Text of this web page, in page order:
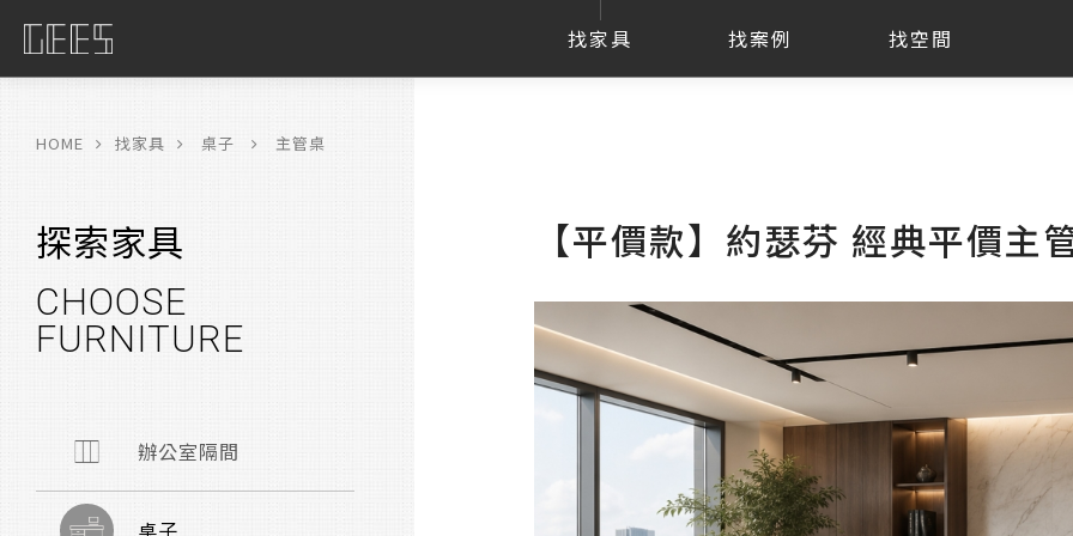
找家具 找案例 找空間
HOME 找家具 桌子 主管桌
探索家具
CHOOSE
FURNITURE
辦公室隔間
桌子
【平價款】約瑟芬 經典平價主